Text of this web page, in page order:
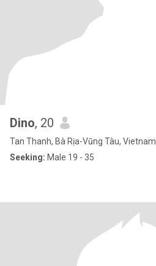
Dino, 20
Tan Thanh, Bà Rịa-Vũng Tàu, Vietnam
Seeking: Male 19 - 35